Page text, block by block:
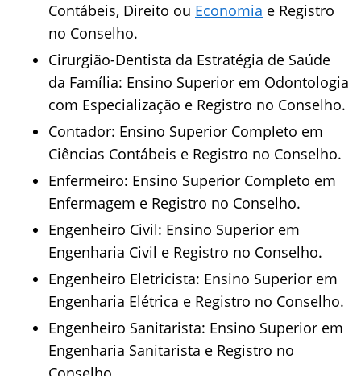
Contábeis, Direito ou Economia e Registro
no Conselho.
Cirurgião-Dentista da Estratégia de Saúde
da Família: Ensino Superior em Odontologia
com Especialização e Registro no Conselho.
Contador: Ensino Superior Completo em
Ciências Contábeis e Registro no Conselho.
Enfermeiro: Ensino Superior Completo em
Enfermagem e Registro no Conselho.
Engenheiro Civil: Ensino Superior em
Engenharia Civil e Registro no Conselho.
Engenheiro Eletricista: Ensino Superior em
Engenharia Elétrica e Registro no Conselho.
Engenheiro Sanitarista: Ensino Superior em
Engenharia Sanitarista e Registro no